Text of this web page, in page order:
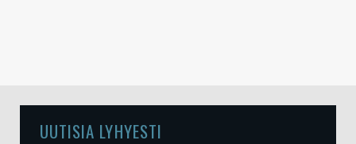
UUTISIA LYHYESTI